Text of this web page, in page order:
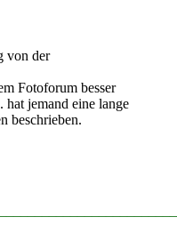
von der
Fotoforum besser
hat jemand eine lange
beschrieben.